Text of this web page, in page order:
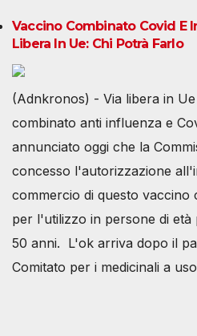
Vaccino Combinato Covid E
Libera In Ue: Chi Potrà Farlo
(Adnkronos) - Via libera in
combinato anti influenza e
annunciato oggi che la
concesso l'autorizzazione
commercio di questo vaccino
per l'utilizzo in persone di
50 anni. L'ok arriva dopo il
Comitato per i medicinali a